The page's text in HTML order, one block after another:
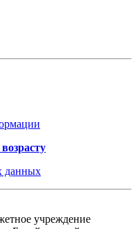
данных
учреждение